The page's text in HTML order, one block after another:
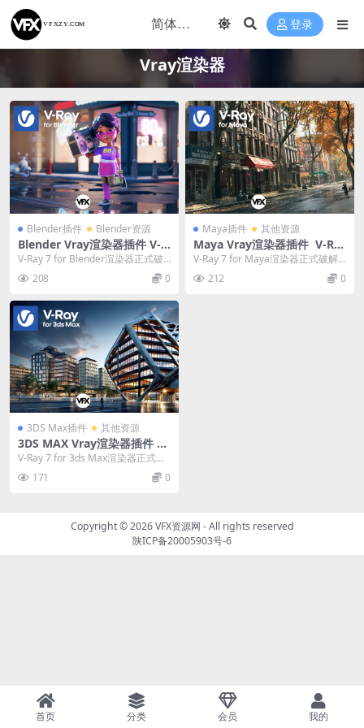
登录
Vray渲染器
Blender插件 Blender资源
Blender Vray渲染器插件 V-R
ay 7.20.01 Win
V-Ray 7 for Blender渲染器正式破
208 0
Maya插件 其他资源
Maya Vray渲染器插件 V-Ra
y V7.20.03 Win For Maya 20
23/2024/2025/2026
V-Ray 7 for Maya渲染器正式破解
版 对于需要快速且灵活的渲染器的
三...212 0
3DS Max插件 其他资源
3DS MAX Vray渲染器插件 V-
Ray V7.30.02 For 3ds Max 2
V-Ray 7 for 3ds Max渲染器正式破
171 0
Copyright © 2026VFX资源网 - All rights reserved
陕ICP备20005903号-6
首页 分类 会员 我的